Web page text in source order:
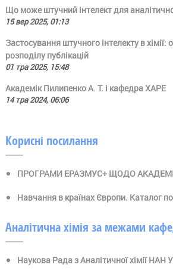
Що може штучний інтелект для
15 вер 2025, 01:13
Застосування штучного інтелекту в хімії:
розподілу публікацій
01 тра 2025, 15:48
Академік Пилипенко А. Т. і кафедра ХАРЕ
14 тра 2024, 06:06
Корисні посилання
ПРОГРАМИ ЕРАЗМУС+ ЩОДО
Навчання в країнах Європи. Каталог
Аналітична хімія за межами
Наукова Рада з Аналітичної хімії НАН